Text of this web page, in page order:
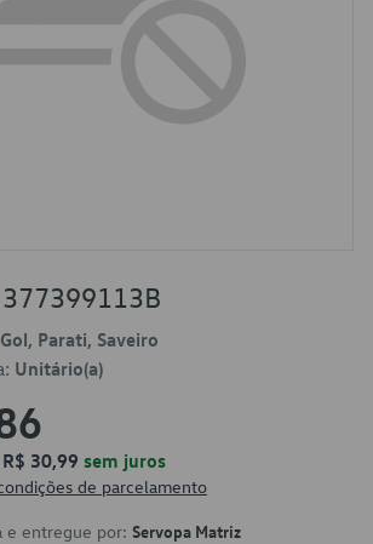
Gol, Parati, Saveiro
Unitário(a)
30,99 sem juros
de parcelamento
e entregue por: Servopa Matriz